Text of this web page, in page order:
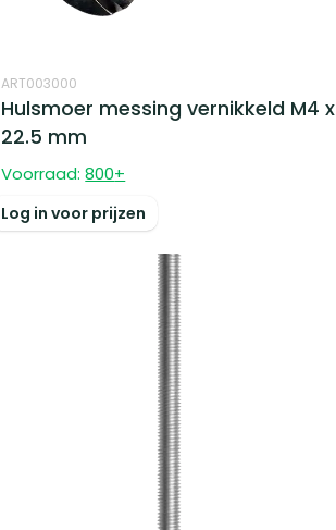
ART003000
Hulsmoer messing vernikkeld M4 x
22.5 mm
Voorraad: 800+
Log in voor prijzen